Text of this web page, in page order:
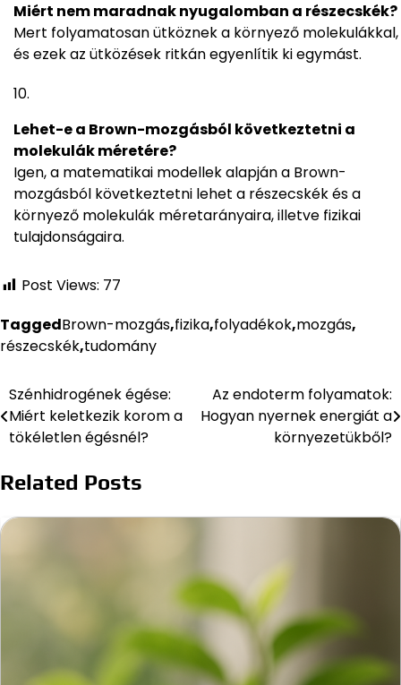
Miért nem maradnak nyugalomban a részecskék?
Mert folyamatosan ütköznek a környező molekulákkal,
és ezek az ütközések ritkán egyenlítik ki egymást.
Lehet-e a Brown-mozgásból következtetni a
molekulák méretére?
Igen, a matematikai modellek alapján a Brown-
mozgásból következtetni lehet a részecskék és a
környező molekulák méretarányaira, illetve fizikai
tulajdonságaira.
Post Views: 77
TaggedBrown-mozgás,fizika,folyadékok,mozgás,
részecskék,tudomány
Bejegyzés
navigáció
Szénhidrogének égése:
Miért keletkezik korom a
tökéletlen égésnél?
Az endoterm folyamatok:
Hogyan nyernek energiát a
környezetükből?
Related Posts